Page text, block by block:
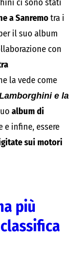
ci sono stati
a Sanremotra i
il suo album
con
la vede come
e la
album di
infine, essere
sui motori
più